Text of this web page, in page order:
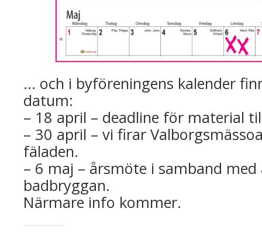
… och i byföreningens kalender
datum:
– 18 april – deadline för material
– 30 april – vi firar
fäladen.
– 6 maj – årsmöte i samband
badbryggan.
Närmare info kommer.